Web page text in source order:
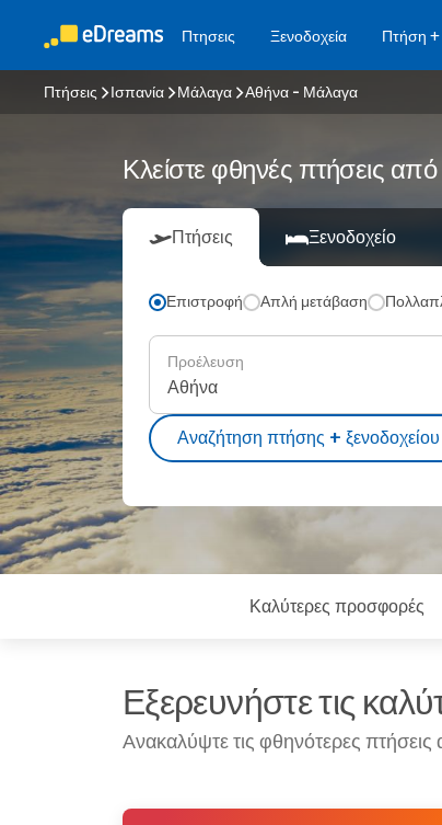
Πτησεις Ξενοδοχεία Πτήση +
Πτήσεις Ισπανία Μάλαγα Αθήνα - Μάλαγα
Κλείστε φθηνές πτήσεις
Πτήσεις Ξενοδοχείο
Επιστροφή Απλή μετάβαση
Προέλευση
Αναζήτηση πτήσης + ξενοδοχείου
Καλύτερες προσφορές
Εξερευνήστε τις
Ανακαλύψτε τις φθηνότερες